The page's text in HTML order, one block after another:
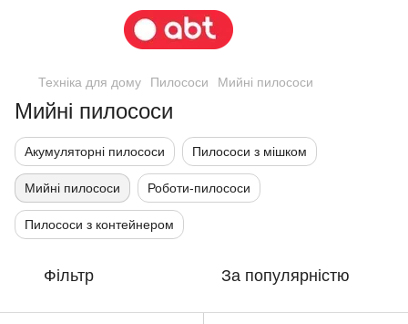
Техніка для дому Пилососи Мийні пилососи
Мийні пилососи
Акумуляторні пилососи Пилососи з мішком
Мийні пилососи Роботи-пилососи
Пилососи з контейнером
Фільтр За популярністю